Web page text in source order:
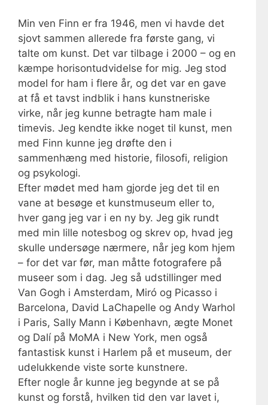
Min ven Finn er fra 1946, men vi havde det
sjovt sammen allerede fra første gang, vi
talte om kunst. Det var tilbage i 2000 – og en
kæmpe horisontudvidelse for mig. Jeg stod
model for ham i flere år, og det var en gave
at få et tavst indblik i hans kunstneriske
virke, når jeg kunne betragte ham male i
timevis. Jeg kendte ikke noget til kunst, men
med Finn kunne jeg drøfte den i
sammenhæng med historie, filosofi, religion
og psykologi.
Efter mødet med ham gjorde jeg det til en
vane at besøge et kunstmuseum eller to,
hver gang jeg var i en ny by. Jeg gik rundt
med min lille notesbog og skrev op, hvad jeg
skulle undersøge nærmere, når jeg kom hjem
– for det var før, man måtte fotografere på
museer som i dag. Jeg så udstillinger med
Van Gogh i Amsterdam, Miró og Picasso i
Barcelona, David LaChapelle og Andy Warhol
i Paris, Sally Mann i København, ægte Monet
og Dalí på MoMA i New York, men også
fantastisk kunst i Harlem på et museum, der
udelukkende viste sorte kunstnere.
Efter nogle år kunne jeg begynde at se på
kunst og forstå, hvilken tid den var lavet i,